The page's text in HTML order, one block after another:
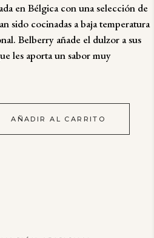
en Bélgica con una selección de
sido cocinadas a baja temperatura
Belberry añade el dulzor a sus
les aporta un sabor muy
AÑADIR AL CARRITO